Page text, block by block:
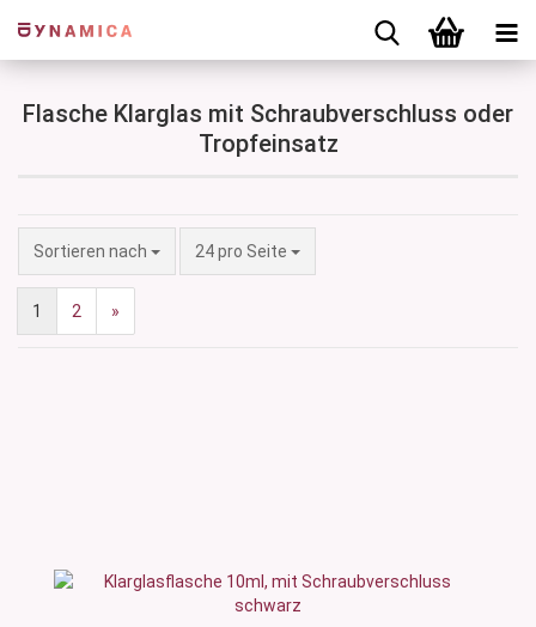
Flasche Klarglas mit Schraubverschluss oder
Tropfeinsatz
Sortieren nach
Sortieren nach 24 pro Seite
pro Seite
1 2 »